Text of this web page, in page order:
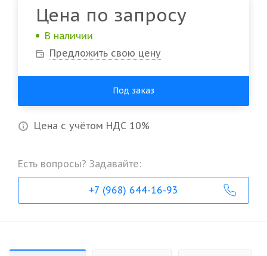
Цена по запросу
В наличии
Предложить свою цену
Под заказ
Цена с учётом НДС 10%
Есть вопросы? Задавайте:
+7 (968) 644-16-93